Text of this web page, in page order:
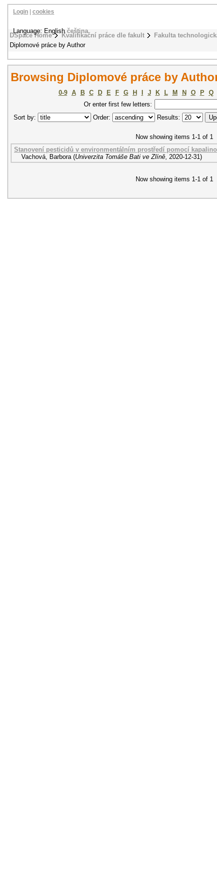
DSpace Home Kvalifikační práce dle fakult
Fakulta
Diplomové práce by Author
Login cookies
Language: Englishčeština
Browsing Diplomové práce by
0-9 A B C D E F G H J K L M N O P
Q
Or enter first few letters:
Sort by:
Order: Results:
Now showing items 1-1 of 1
Stanovení pesticidů v environmentálním prostředí pomocí
Vachová, Barbora (Univerzita Tomáše Bati ve Zlíně, 2020-12-31)
Now showing items 1-1 of 1